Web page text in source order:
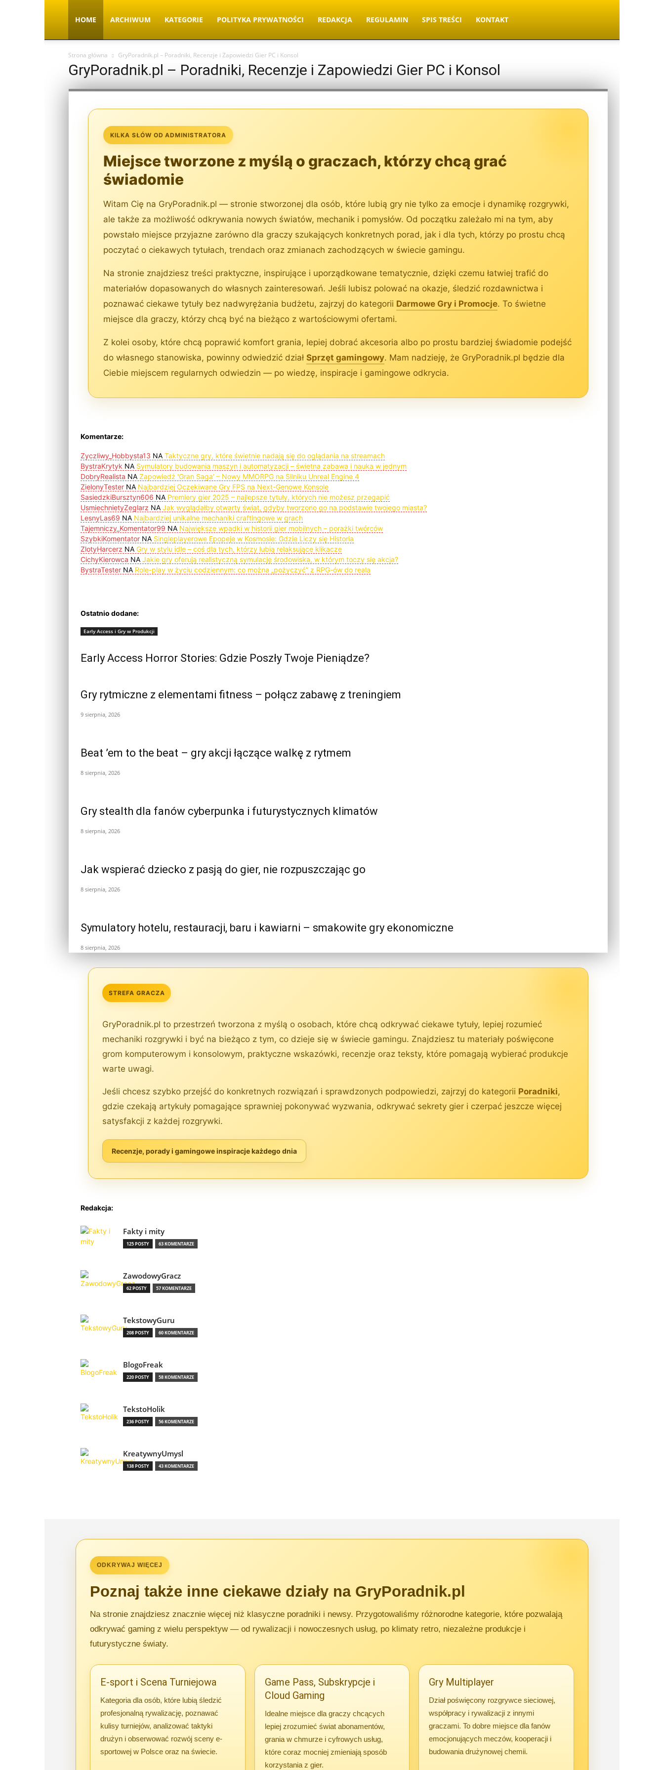
HOME ARCHIWUM KATEGORIE POLITYKA PRYWATNOŚCI REDAKCJA REGULAMIN SPIS TREŚCI KONTAKT
Strona główna GryPoradnik.pl – Poradniki, Recenzje i Zapowiedzi Gier PC i Konsol
GryPoradnik.pl – Poradniki, Recenzje i Zapowiedzi Gier PC i Konsol
KILKA SŁÓW OD ADMINISTRATORA
Miejsce tworzone z myślą o graczach, którzy chcą grać
świadomie
Witam Cię na GryPoradnik.pl — stronie stworzonej dla osób, które lubią gry nie tylko za emocje i dynamikę rozgrywki,
ale także za możliwość odkrywania nowych światów, mechanik i pomysłów. Od początku zależało mi na tym, aby
powstało miejsce przyjazne zarówno dla graczy szukających konkretnych porad, jak i dla tych, którzy po prostu chcą
poczytać o ciekawych tytułach, trendach oraz zmianach zachodzących w świecie gamingu.
Na stronie znajdziesz treści praktyczne, inspirujące i uporządkowane tematycznie, dzięki czemu łatwiej trafić do
materiałów dopasowanych do własnych zainteresowań. Jeśli lubisz polować na okazje, śledzić rozdawnictwa i
poznawać ciekawe tytuły bez nadwyrężania budżetu, zajrzyj do kategorii Darmowe Gry i Promocje. To świetne
miejsce dla graczy, którzy chcą być na bieżąco z wartościowymi ofertami.
Z kolei osoby, które chcą poprawić komfort grania, lepiej dobrać akcesoria albo po prostu bardziej świadomie podejść
do własnego stanowiska, powinny odwiedzić dział Sprzęt gamingowy. Mam nadzieję, że GryPoradnik.pl będzie dla
Ciebie miejscem regularnych odwiedzin — po wiedzę, inspiracje i gamingowe odkrycia.
Komentarze:
Zyczliwy_Hobbysta13 NA Taktyczne gry, które świetnie nadają się do oglądania na streamach
BystraKrytyk NA Symulatory budowania maszyn i automatyzacji – świetna zabawa i nauka w jednym
DobryRealista NA Zapowiedź 'Gran Saga’ – Nowy MMORPG na Silniku Unreal Engine 4
ZielonyTester NA Najbardziej Oczekiwane Gry FPS na Next-Genowe Konsole
SasiedzkiBursztyn606 NA Premiery gier 2025 – najlepsze tytuły, których nie możesz przegapić
UsmiechnietyZeglarz NA Jak wyglądałby otwarty świat, gdyby tworzono go na podstawie twojego miasta?
LesnyLas69 NA Najbardziej unikalne mechaniki craftingowe w grach
Tajemniczy_Komentator99 NA Największe wpadki w historii gier mobilnych – porażki twórców
SzybkiKomentator NA Singleplayerowe Epopeje w Kosmosie: Gdzie Liczy się Historia
ZlotyHarcerz NA Gry w stylu idle – coś dla tych, którzy lubią relaksujące klikacze
CichyKierowca NA Jakie gry oferują realistyczną symulację środowiska, w którym toczy się akcja?
BystraTester NA Role-play w życiu codziennym: co można „pożyczyć” z RPG-ów do reala
Ostatnio dodane:
Early Access i Gry w Produkcji
Early Access Horror Stories: Gdzie Poszły Twoje Pieniądze?
Gry rytmiczne z elementami fitness – połącz zabawę z treningiem
9 sierpnia, 2026
Beat ’em to the beat – gry akcji łączące walkę z rytmem
8 sierpnia, 2026
Gry stealth dla fanów cyberpunka i futurystycznych klimatów
8 sierpnia, 2026
Jak wspierać dziecko z pasją do gier, nie rozpuszczając go
8 sierpnia, 2026
Symulatory hotelu, restauracji, baru i kawiarni – smakowite gry ekonomiczne
8 sierpnia, 2026
STREFA GRACZA
GryPoradnik.pl to przestrzeń tworzona z myślą o osobach, które chcą odkrywać ciekawe tytuły, lepiej rozumieć
mechaniki rozgrywki i być na bieżąco z tym, co dzieje się w świecie gamingu. Znajdziesz tu materiały poświęcone
grom komputerowym i konsolowym, praktyczne wskazówki, recenzje oraz teksty, które pomagają wybierać produkcje
warte uwagi.
Jeśli chcesz szybko przejść do konkretnych rozwiązań i sprawdzonych podpowiedzi, zajrzyj do kategorii Poradniki,
gdzie czekają artykuły pomagające sprawniej pokonywać wyzwania, odkrywać sekrety gier i czerpać jeszcze więcej
satysfakcji z każdej rozgrywki.
Recenzje, porady i gamingowe inspiracje każdego dnia
Redakcja:
Fakty i mity
125 POSTY 63 KOMENTARZE
ZawodowyGracz
62 POSTY 57 KOMENTARZE
TekstowyGuru
208 POSTY 60 KOMENTARZE
BlogoFreak
220 POSTY 58 KOMENTARZE
TekstoHolik
236 POSTY 56 KOMENTARZE
KreatywnyUmysl
138 POSTY 43 KOMENTARZE
ODKRYWAJ WIĘCEJ
Poznaj także inne ciekawe działy na GryPoradnik.pl
Na stronie znajdziesz znacznie więcej niż klasyczne poradniki i newsy. Przygotowaliśmy różnorodne kategorie, które pozwalają
odkrywać gaming z wielu perspektyw — od rywalizacji i nowoczesnych usług, po klimaty retro, niezależne produkcje i
futurystyczne światy.
E-sport i Scena Turniejowa
Kategoria dla osób, które lubią śledzić
profesjonalną rywalizację, poznawać
kulisy turniejów, analizować taktyki
drużyn i obserwować rozwój sceny e-
sportowej w Polsce oraz na świecie.
Game Pass, Subskrypcje i
Cloud Gaming
Idealne miejsce dla graczy chcących
lepiej zrozumieć świat abonamentów,
grania w chmurze i cyfrowych usług,
które coraz mocniej zmieniają sposób
korzystania z gier.
Gry Multiplayer
Dział poświęcony rozgrywce sieciowej,
współpracy i rywalizacji z innymi
graczami. To dobre miejsce dla fanów
emocjonujących meczów, kooperacji i
budowania drużynowej chemii.